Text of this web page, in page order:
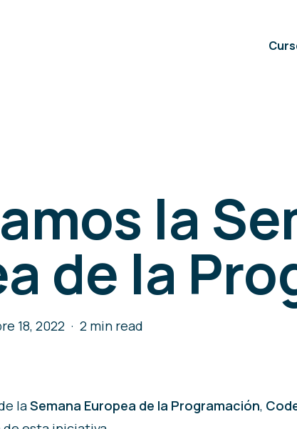
la
de la
18, 2022 2 min read
laSemana Europea de la Programación,